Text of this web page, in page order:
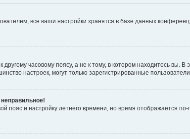
все ваши настройки хранятся в базе данных
часовому поясу, а не к тому, в котором находитесь вы.
настроек, могут только зарегистрированные
пояс и настройку летнего времени, но время отображается